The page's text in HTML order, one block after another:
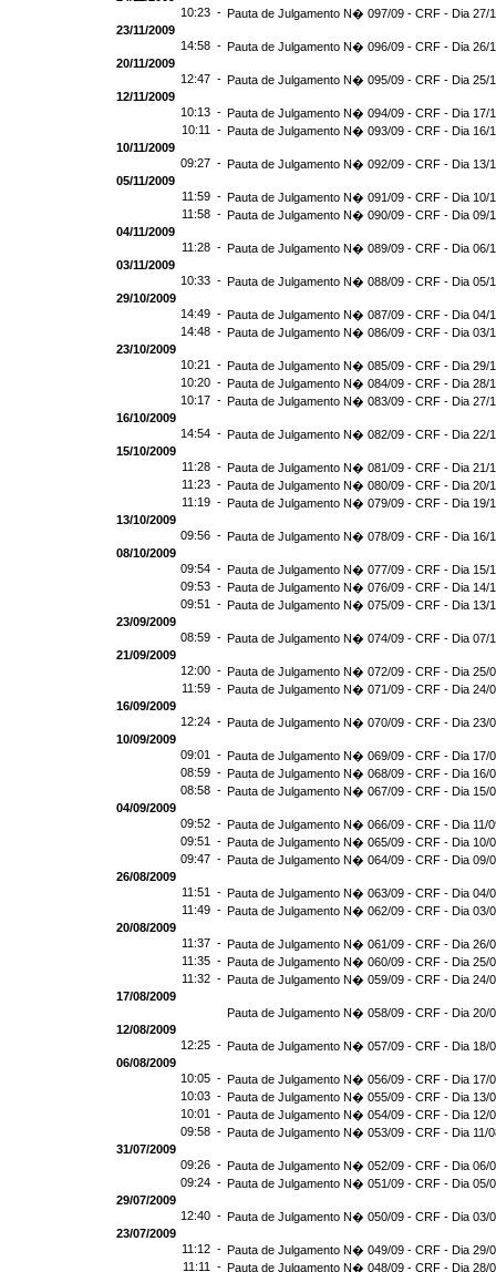
10:23 - Pauta de Julgamento N� 097/09 - CRF - Dia 27/
23/11/2009
14:58 - Pauta de Julgamento N� 096/09 - CRF - Dia 26/
20/11/2009
12:47 - Pauta de Julgamento N� 095/09 - CRF - Dia 25/
12/11/2009
10:13 - Pauta de Julgamento N� 094/09 - CRF - Dia 17/
10:11 - Pauta de Julgamento N� 093/09 - CRF - Dia 16/
10/11/2009
09:27 - Pauta de Julgamento N� 092/09 - CRF - Dia 13/
05/11/2009
11:59 - Pauta de Julgamento N� 091/09 - CRF - Dia 10/
11:58 - Pauta de Julgamento N� 090/09 - CRF - Dia 09/
04/11/2009
11:28 - Pauta de Julgamento N� 089/09 - CRF - Dia 06/
03/11/2009
10:33 - Pauta de Julgamento N� 088/09 - CRF - Dia 05/
29/10/2009
14:49 - Pauta de Julgamento N� 087/09 - CRF - Dia 04/
14:48 - Pauta de Julgamento N� 086/09 - CRF - Dia 03/
23/10/2009
10:21 - Pauta de Julgamento N� 085/09 - CRF - Dia 29/
10:20 - Pauta de Julgamento N� 084/09 - CRF - Dia 28/
10:17 - Pauta de Julgamento N� 083/09 - CRF - Dia 27/
16/10/2009
14:54 - Pauta de Julgamento N� 082/09 - CRF - Dia 22/
15/10/2009
11:28 - Pauta de Julgamento N� 081/09 - CRF - Dia 21/
11:23 - Pauta de Julgamento N� 080/09 - CRF - Dia 20/
11:19 - Pauta de Julgamento N� 079/09 - CRF - Dia 19/
13/10/2009
09:56 - Pauta de Julgamento N� 078/09 - CRF - Dia 16/
08/10/2009
09:54 - Pauta de Julgamento N� 077/09 - CRF - Dia 15/
09:53 - Pauta de Julgamento N� 076/09 - CRF - Dia 14/
09:51 - Pauta de Julgamento N� 075/09 - CRF - Dia 13/
23/09/2009
08:59 - Pauta de Julgamento N� 074/09 - CRF - Dia 07/
21/09/2009
12:00 - Pauta de Julgamento N� 072/09 - CRF - Dia 25/
11:59 - Pauta de Julgamento N� 071/09 - CRF - Dia 24/
16/09/2009
12:24 - Pauta de Julgamento N� 070/09 - CRF - Dia 23/
10/09/2009
09:01 - Pauta de Julgamento N� 069/09 - CRF - Dia 17/
08:59 - Pauta de Julgamento N� 068/09 - CRF - Dia 16/
08:58 - Pauta de Julgamento N� 067/09 - CRF - Dia 15/
04/09/2009
09:52 - Pauta de Julgamento N� 066/09 - CRF - Dia 11/
09:51 - Pauta de Julgamento N� 065/09 - CRF - Dia 10/
09:47 - Pauta de Julgamento N� 064/09 - CRF - Dia 09/
26/08/2009
11:51 - Pauta de Julgamento N� 063/09 - CRF - Dia 04/
11:49 - Pauta de Julgamento N� 062/09 - CRF - Dia 03/
20/08/2009
11:37 - Pauta de Julgamento N� 061/09 - CRF - Dia 26/
11:35 - Pauta de Julgamento N� 060/09 - CRF - Dia 25/
11:32 - Pauta de Julgamento N� 059/09 - CRF - Dia 24/
17/08/2009
Pauta de Julgamento N� 058/09 - CRF - Dia 20/
12/08/2009
12:25 - Pauta de Julgamento N� 057/09 - CRF - Dia 18/
06/08/2009
10:05 - Pauta de Julgamento N� 056/09 - CRF - Dia 17/
10:03 - Pauta de Julgamento N� 055/09 - CRF - Dia 13/
10:01 - Pauta de Julgamento N� 054/09 - CRF - Dia 12/
09:58 - Pauta de Julgamento N� 053/09 - CRF - Dia 11/
31/07/2009
09:26 - Pauta de Julgamento N� 052/09 - CRF - Dia 06/
09:24 - Pauta de Julgamento N� 051/09 - CRF - Dia 05/
29/07/2009
12:40 - Pauta de Julgamento N� 050/09 - CRF - Dia 03/
23/07/2009
11:12 - Pauta de Julgamento N� 049/09 - CRF - Dia 29/
11:11 - Pauta de Julgamento N� 048/09 - CRF - Dia 28/